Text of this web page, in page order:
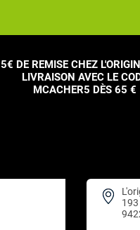
5€ DE REMISE CHEZ
LIVRAISON AVEC LE
MCACHER5 DÈS 65 €